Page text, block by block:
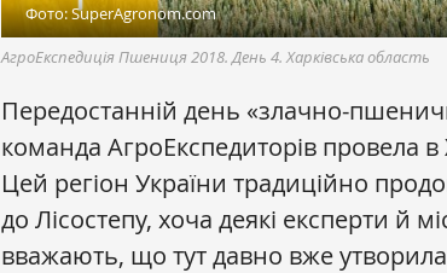
Фото: SuperAgronom.com
АгроЕкспедиція Пшениця 2018. День 4. Харківська область
Передостанній день «злачно-
команда АгроЕкспедиторів провела в
Цей регіон України традиційно
до Лісостепу, хоча деякі експерти й
вважають, що тут давно вже